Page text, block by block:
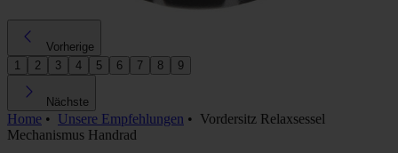
Vorherige
1
2 3 4 5 6 7 8 9
Nächste
Home • Unsere Empfehlungen • Vordersitz Relaxsessel
Mechanismus Handrad